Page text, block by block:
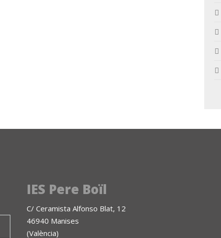
IES Pere Boïl
C/ Ceramista Alfonso Blat, 12
46940 Manises
(València)